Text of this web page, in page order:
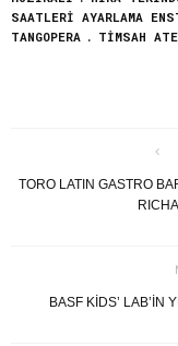
SAATLERİ AYARLAMA
TANGOPERA
TİMSAH
TORO LATIN GASTRO
BASF KIDS’ LAB’IN